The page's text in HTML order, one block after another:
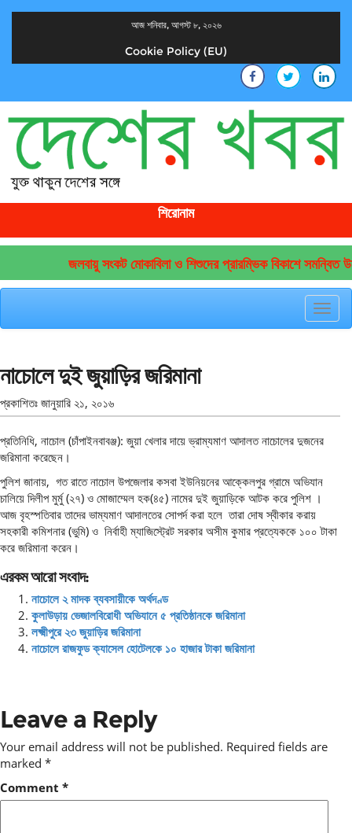
আজ শনিবার, আগস্ট ৮, ২০২৬
Cookie Policy (EU)
শিরোনাম
জলবায়ু সংকট মোকাবিলা ও শিশুদের প্রারম্ভিক বিকাশে সমন্বিত
নাচোলে দুই জুয়াড়ির জরিমানা
প্রকাশিতঃ জানুয়ারি ২১, ২০১৬
প্রতিনিধি, নাচোল (চাঁপাইনবাবঞ্জ): জুয়া খেলার দায়ে ভ্রাম্যমাণ আদালত নাচোলের দুজনের
জরিমানা করেছেন।
পুলিশ জানায়, গত রাতে নাচোল উপজেলার কসবা ইউনিয়নের আক্কেলপুর গ্রামে অভিযান
চালিয়ে দিলীপ মুর্মু (২৭) ও মোজাম্মেল হক(৪৫) নামের দুই জুয়াড়িকে আটক করে পুলিশ ।
আজ বৃহস্পতিবার তাদের ভাম্যমাণ আদালতের সোপর্দ করা হলে তারা দোষ স্বীকার করায়
সহকারী কমিশনার (ভুমি) ও নির্বাহী ম্যাজিস্ট্রেট সরকার অসীম কুমার প্রত্যেককে ১০০ টাকা
করে জরিমানা করেন।
এরকম আরো সংবাদ:
নাচোলে ২ মাদক ব্যবসায়ীকে অর্থদণ্ড
কুলাউড়ায় ভেজালবিরোধী অভিযানে ৫ প্রতিষ্ঠানকে জরিমানা
লক্ষ্মীপুরে ২৩ জুয়াড়ির জরিমানা
নাচোলে রাজফুড ক্যাসেল হোটেলকে ১০ হাজার টাকা জরিমানা
Leave a Reply
Your email address will not be published. Required fields are
marked *
Comment *